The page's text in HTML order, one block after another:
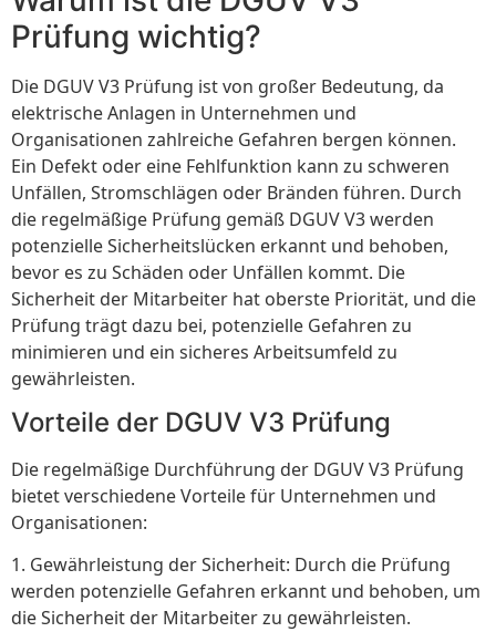
Prüfung wichtig?
Die DGUV V3 Prüfung ist von großer Bedeutung, da
elektrische Anlagen in Unternehmen und
Organisationen zahlreiche Gefahren bergen können.
Ein Defekt oder eine Fehlfunktion kann zu schweren
Unfällen, Stromschlägen oder Bränden führen. Durch
die regelmäßige Prüfung gemäß DGUV V3 werden
potenzielle Sicherheitslücken erkannt und behoben,
bevor es zu Schäden oder Unfällen kommt. Die
Sicherheit der Mitarbeiter hat oberste Priorität, und die
Prüfung trägt dazu bei, potenzielle Gefahren zu
minimieren und ein sicheres Arbeitsumfeld zu
gewährleisten.
Vorteile der DGUV V3 Prüfung
Die regelmäßige Durchführung der DGUV V3 Prüfung
bietet verschiedene Vorteile für Unternehmen und
Organisationen:
1. Gewährleistung der Sicherheit: Durch die Prüfung
werden potenzielle Gefahren erkannt und behoben, um
die Sicherheit der Mitarbeiter zu gewährleisten.